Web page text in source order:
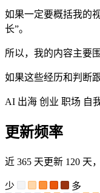
如果一定要概括我的
长”。
所以，我的内容主要
如果这些经历和判断
AI 出海 创业 职场 自
更新频率
近 365 天更新 120 天
少 多